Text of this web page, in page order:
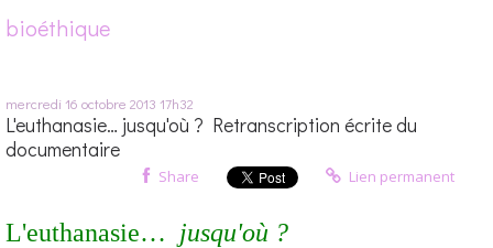
bioéthique
mercredi 16 octobre 2013 17h32
L'euthanasie… jusqu'où ? Retranscription écrite du
documentaire
Share Lien permanent
L'euthanasie… jusqu'où ?